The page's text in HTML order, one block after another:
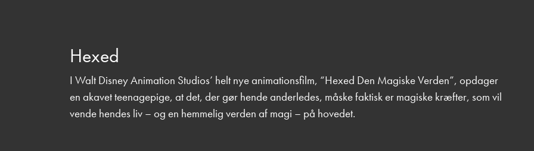
Hexed
I Walt Disney Animation Studios’ helt nye animationsfilm, “Hexed Den Magiske Verden”, opdager
en akavet teenagepige, at det, der gør hende anderledes, måske faktisk er magiske kræfter, som vil
vende hendes liv – og en hemmelig verden af magi – på hovedet.